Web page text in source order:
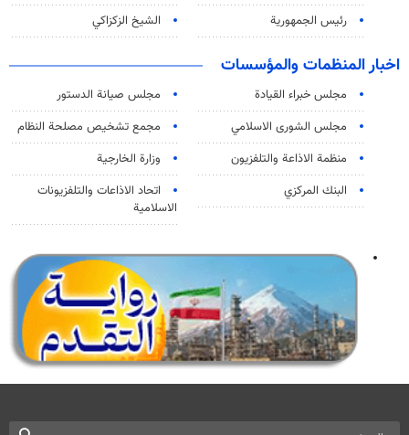
رئيس الجمهورية
الشيخ الزكزاكي
اخبار المنظمات والمؤسسات
مجلس خبراء القيادة
مجلس صيانة الدستور
مجلس الشورى الاسلامي
مجمع تشخيص مصلحة النظام
منظمة الاذاعة والتلفزیون
وزارة الخارجية
البنك المركزي
اتحاد الاذاعات والتلفزيونات
الاسلامية